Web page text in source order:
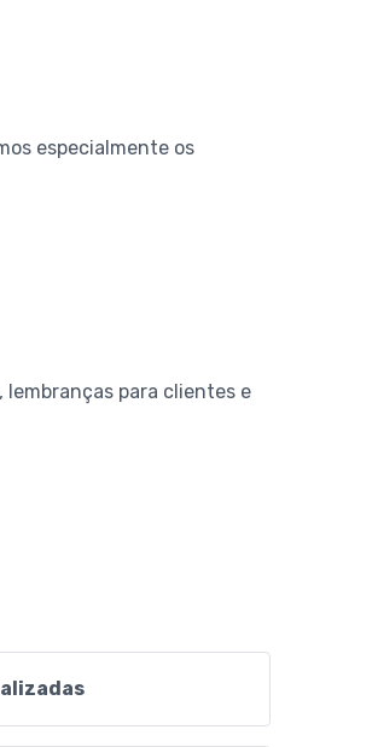
especialmente os
para clientes e